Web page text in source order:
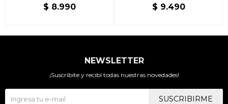
$ 8.990 $ 9.490
NEWSLETTER
¡Suscribite y recibí todas nuestras novedades!
SUSCRIBIRME